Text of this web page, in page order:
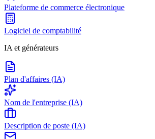
Plateforme de commerce électronique
Logiciel de comptabilité
IA et générateurs
Plan d'affaires (IA)
Nom de l'entreprise (IA)
Description de poste (IA)